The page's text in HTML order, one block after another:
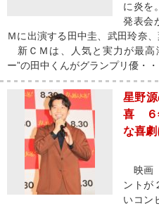
に炎を
発表会
Ｍに出演する田中圭、武田玲奈
新ＣＭは、人気と実力が最高
ー”の田中くんがグランプリ優・・
星野
喜 ６
な喜劇
映画
ントが
いコン